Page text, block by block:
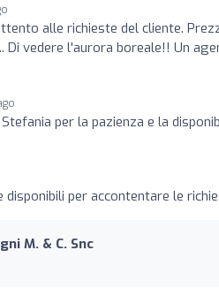
alle richieste del cliente.
vedere l'aurora boreale!! Un
per la pazienza e la
per accontentare le
M. & C. Snc